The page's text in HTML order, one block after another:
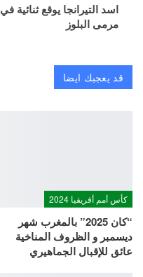
اسد التيرانجا يوقع ثنائية في
مرمى البلوز
قد يعجبك ايضا
كأس أمم أفريقيا 2024
“كان 2025” بالمغرب شهر
ديسمبر و الظروف المناخية
عائق للإقبال الجماهيري